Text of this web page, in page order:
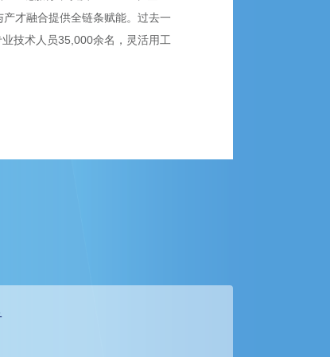
才融合提供全链条赋能。过去一
技术人员35,000余名，灵活用工